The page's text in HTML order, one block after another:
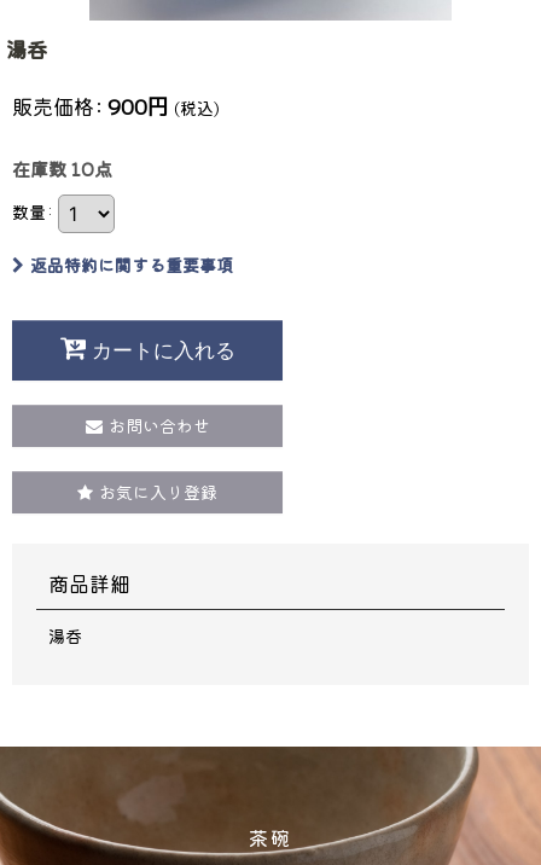
湯呑
販売価格: 900円 (税込)
在庫数 10点
数量 :
返品特約に関する重要事項
カートに入れる
お問い合わせ
お気に入り登録
商品詳細
湯呑
茶碗